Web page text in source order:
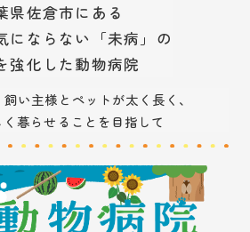
県佐倉市にある
にならない「未病」の
強化した動物病院
い主様とペットが太く長く、
暮らせることを目指して